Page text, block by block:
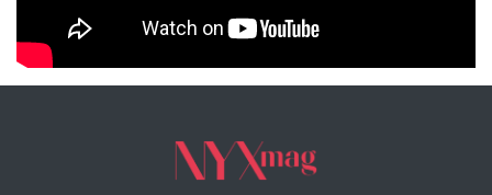
NYXmag 2. Yaş Kutlama Etkinliği